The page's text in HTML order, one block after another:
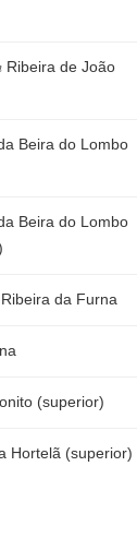
Ribeira de João
Beira do Lombo
Beira do Lombo
Ribeira da Furna
(superior)
Hortelã (superior)